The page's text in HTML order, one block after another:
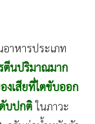
าหารประเภท
ตีนปริมาณมาก
งเสียที่ไตขับออก
ดับปกติในภาวะ